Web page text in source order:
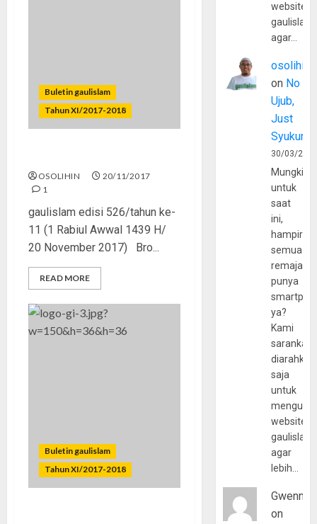
Buletin gaulislam
Tahun XI/2017-2018
OSOLIHIN
20/11/2017
1
gaulislam edisi 526/tahun ke-
11 (1 Rabiul Awwal 1439 H/
20 November 2017) Bro...
READ MORE
Buletin gaulislam
Tahun XI/2017-2018
website
agar…
osolihin
on No
Ujub,
Just
Syukur
30/03/
Mungkin
untuk
saat
ini,
hampir
semua
remaja
punya
ya?
Kami
sarankan,
diarahkan
saja
untuk
website
agar
lebih…
Gwenny
on